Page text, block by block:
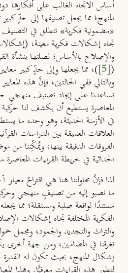
أساس الاتجاه الغالب على أفكارها
المنهج؛ مما يجعل تصنيفها إلى حدٍّ
«مضمونية فكرية» تنطلق في
تجاه إشكالات فكرية معينة،
والإصلاح بالأساس؛ لصلتها بنشأة
(
[5] )، مما يجعلها وإلى حدٍّ كبير
وبالتالي ففي الحالتين، فإنَّ هذه
تساعدنا على إيجاد تصنيف منهجي
المعاصرة يستطيع أن يكشف لنا
في الأزمنة الحديثة، وهو وحده ما
العلاقات العميقة بين الدراسات
الفروقات الدقيقة بينها، ويُمكِّننا من
الحداثية في خريطة القراءات
لذا فإنَّ محاولتنا هنا هي اقتراحُ
ما نصبو إليه من تصنيفٍ منهجي
مستندًا لواقعة صلبة ومستقلة؛ مما
الفكرية المختلفة تجاه إشكالات
والتراث والتجديد والجمود، ومجمل
تغرقنا في المضامين، ومن جهة أخرى
إشكال المنهج، بحيث تكون له